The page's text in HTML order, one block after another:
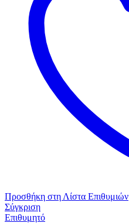
Chic
ποσότητα
Προσθήκη στη Λίστα Επιθυμιών
Σύγκριση
Επιθυμητό